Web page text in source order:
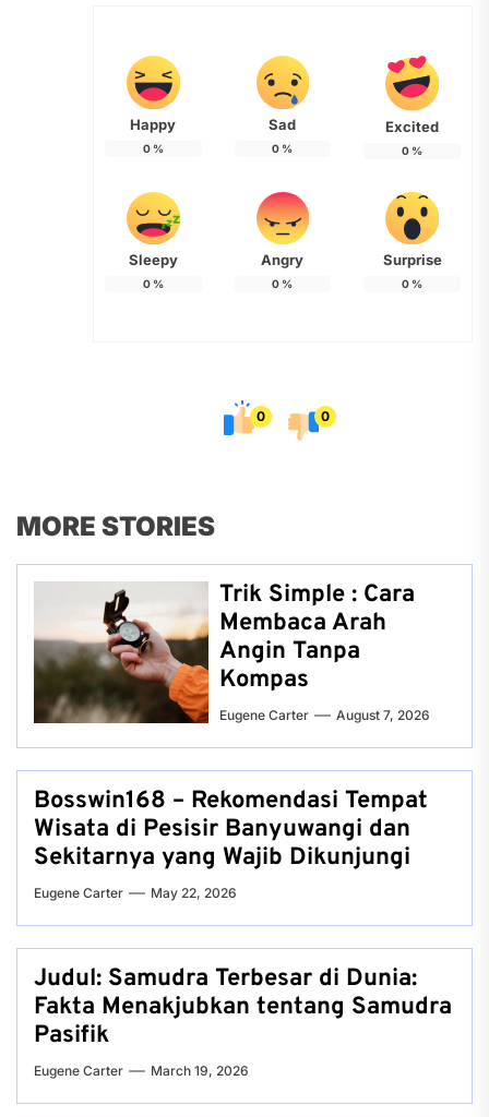
Happy
0%
Sad
0 %
Excited
0 %
Sleepy
0%
Angry
0 %
Surprise
0 %
0 0
MORE STORIES
Trik Simple : Cara
Membaca Arah
Angin Tanpa
Kompas
Eugene Carter August 7, 2026
Bosswin168 – Rekomendasi Tempat
Wisata di Pesisir Banyuwangi dan
Sekitarnya yang Wajib Dikunjungi
Eugene Carter May 22, 2026
Judul: Samudra Terbesar di Dunia:
Fakta Menakjubkan tentang Samudra
Pasifik
Eugene Carter March 19, 2026